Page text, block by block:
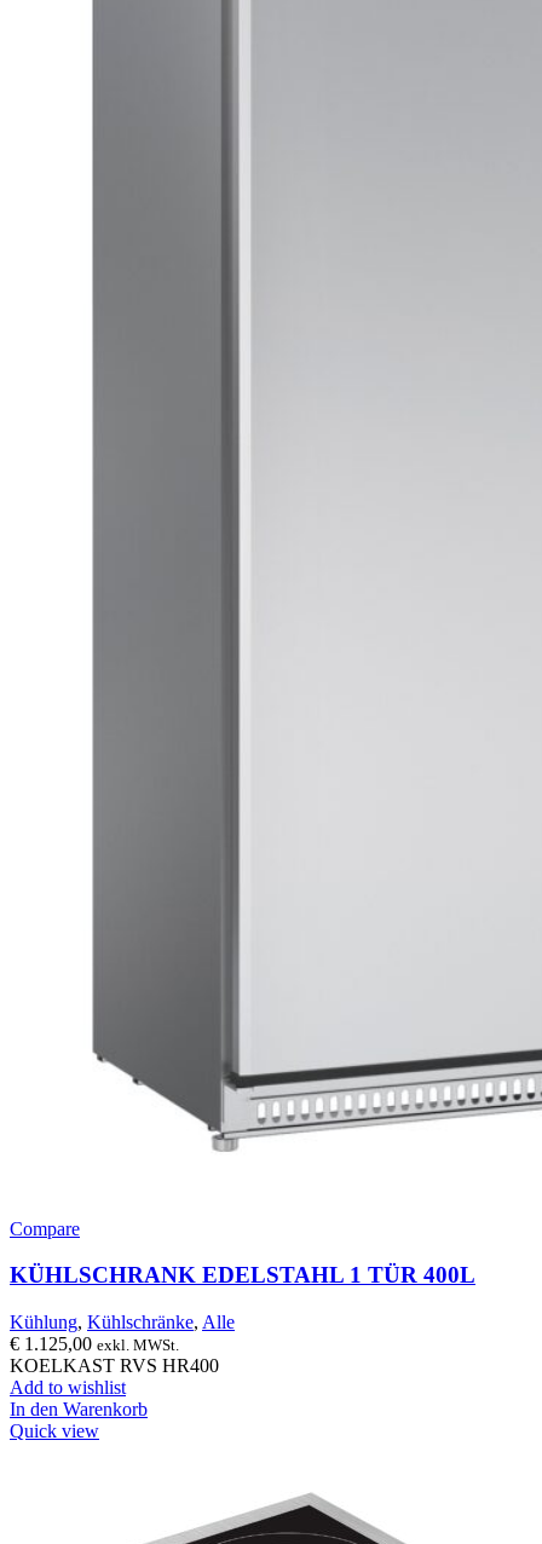
Compare
KÜHLSCHRANK EDELSTAHL 1 TÜR 400L
Kühlung, Kühlschränke, Alle
€ 1.125,00 exkl. MWSt.
KOELKAST RVS HR400
Add to wishlist
In den Warenkorb
Quick view